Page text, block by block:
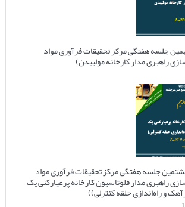
جلسه هفتگی مرکز تحقیقات فرآوری مواد
راهبری مدار کارخانه مولیبدن)
جلسه هفتگی مرکز تحقیقات فرآوری مواد
راهبری مدار فلوتاسیون کارخانه پرعیارکنی یک
و راه‌اندازی حلقه کنترلی))